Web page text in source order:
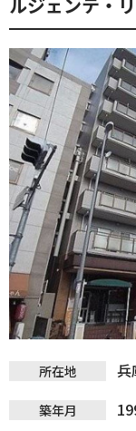
所在地 兵
築年月